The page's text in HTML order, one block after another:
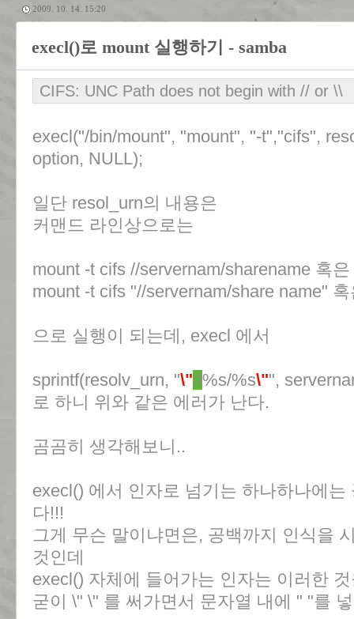
2009. 10. 14. 15:20
execl()로 mount 실행하기 - samba
CIFS: UNC Path does not begin with // or \\
execl("/bin/mount", "mount", "-t","cifs",
option, NULL);
일단 resol_urn의 내용은
커맨드 라인상으로는
mount -t cifs //servernam/sharename 혹은
mount -t cifs "//servernam/share name" 혹
으로 실행이 되는데, execl 에서
sprintf(resolv_urn, "\"//%s/%s\"",
로 하니 위와 같은 에러가 난다.
곰곰히 생각해보니..
execl() 에서 인자로 넘기는 하나하나에
다!!!
그게 무슨 말이냐면은, 공백까지 인식을
것인데
execl() 자체에 들어가는 인자는 이러한
굳이 \" \" 를 써가면서 문자열 내에 " "를